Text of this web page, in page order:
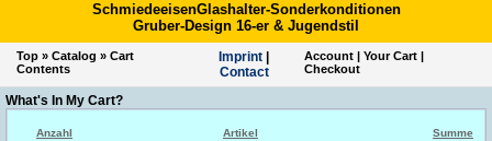
SchmiedeeisenGlashalter-Sonderkonditionen
Gruber-Design 16-er & Jugendstil
Top » Catalog » Cart
Contents
Imprint
Contact
Account |Your Cart |
Checkout
What's In My Cart?
Artikel
Anzahl Summe